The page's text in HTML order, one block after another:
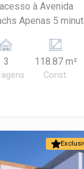
à Avenida
Apenas 5
comercial e
Área do
e
diversos segmentos
3 118.87 m²
Const.